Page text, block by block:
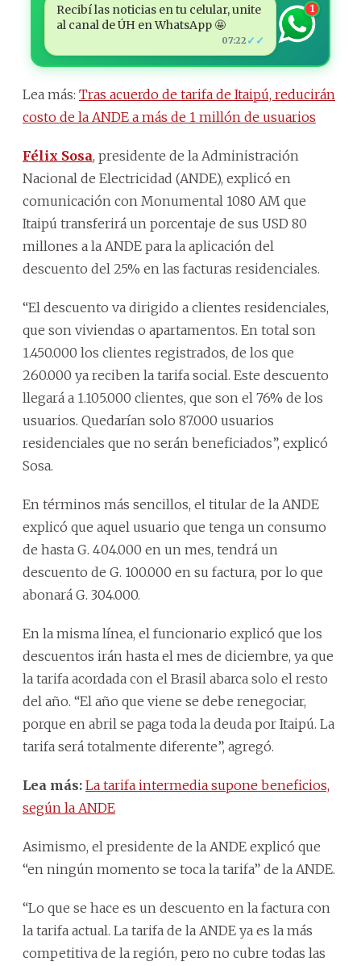
Recibí las noticias en tu celular, unite
al canal de ÚH en WhatsApp 🤩
07:22 ✓✓
1
Lea más: Tras acuerdo de tarifa de Itaipú, reducirán
costo de la ANDE a más de 1 millón de usuarios
Félix Sosa, presidente de la Administración
Nacional de Electricidad (ANDE), explicó en
comunicación con Monumental 1080 AM que
Itaipú transferirá un porcentaje de sus USD 80
millones a la ANDE para la aplicación del
descuento del 25% en las facturas residenciales.
“El descuento va dirigido a clientes residenciales,
que son viviendas o apartamentos. En total son
1.450.000 los clientes registrados, de los que
260.000 ya reciben la tarifa social. Este descuento
llegará a 1.105.000 clientes, que son el 76% de los
usuarios. Quedarían solo 87.000 usuarios
residenciales que no serán beneficiados”, explicó
Sosa.
En términos más sencillos, el titular de la ANDE
explicó que aquel usuario que tenga un consumo
de hasta G. 404.000 en un mes, tendrá un
descuento de G. 100.000 en su factura, por lo que
abonará G. 304.000.
En la misma línea, el funcionario explicó que los
descuentos irán hasta el mes de diciembre, ya que
la tarifa acordada con el Brasil abarca solo el resto
del año. “El año que viene se debe renegociar,
porque en abril se paga toda la deuda por Itaipú. La
tarifa será totalmente diferente”, agregó.
Lea más: La tarifa intermedia supone beneficios,
según la ANDE
Asimismo, el presidente de la ANDE explicó que
“en ningún momento se toca la tarifa” de la ANDE.
“Lo que se hace es un descuento en la factura con
la tarifa actual. La tarifa de la ANDE ya es la más
competitiva de la región, pero no cubre todas las